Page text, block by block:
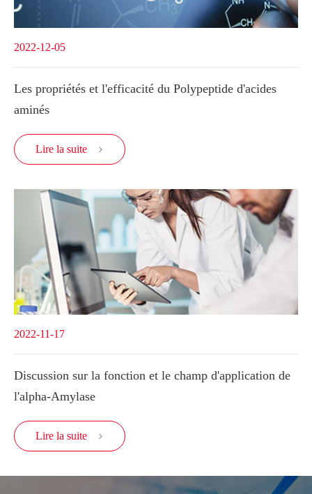
2022-12-05
Les propriétés et l'efficacité du Polypeptide d'acides
aminés
Lire la suite 
2022-11-17
Discussion sur la fonction et le champ d'application de
l'alpha-Amylase
Lire la suite 